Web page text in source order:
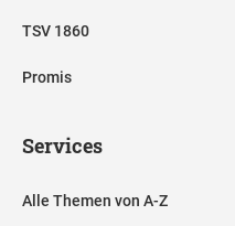
TSV 1860
Promis
Services
Alle Themen von A-Z